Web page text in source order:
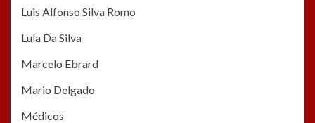
Luis Alfonso Silva Romo
Lula Da Silva
Marcelo Ebrard
Mario Delgado
Médicos